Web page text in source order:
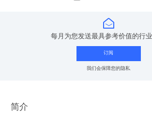
每月为您发送最具参考价值的行
订阅
我们会保障您的隐私
简介